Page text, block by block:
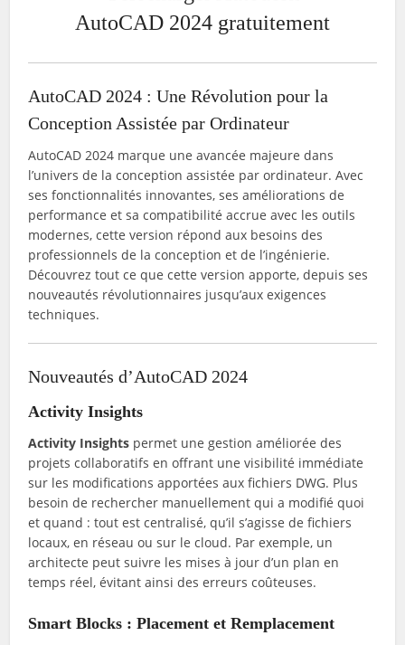
AutoCAD 2024 gratuitement
AutoCAD 2024 : Une Révolution pour la
Conception Assistée par Ordinateur
AutoCAD 2024 marque une avancée majeure dans
l’univers de la conception assistée par ordinateur. Avec
ses fonctionnalités innovantes, ses améliorations de
performance et sa compatibilité accrue avec les outils
modernes, cette version répond aux besoins des
professionnels de la conception et de l’ingénierie.
Découvrez tout ce que cette version apporte, depuis ses
nouveautés révolutionnaires jusqu’aux exigences
techniques.
Nouveautés d’AutoCAD 2024
Activity Insights
Activity Insights permet une gestion améliorée des
projets collaboratifs en offrant une visibilité immédiate
sur les modifications apportées aux fichiers DWG. Plus
besoin de rechercher manuellement qui a modifié quoi
et quand : tout est centralisé, qu’il s’agisse de fichiers
locaux, en réseau ou sur le cloud. Par exemple, un
architecte peut suivre les mises à jour d’un plan en
temps réel, évitant ainsi des erreurs coûteuses.
Smart Blocks : Placement et Remplacement